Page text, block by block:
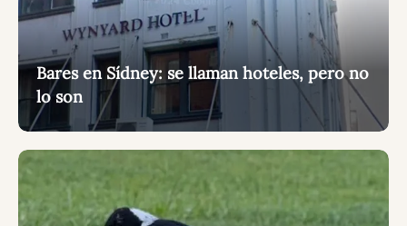
Bares en Sídney: se llaman hoteles, pero no
lo son